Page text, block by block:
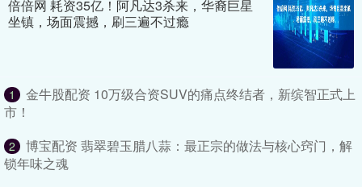
倍倍网 耗资35亿！阿凡达3杀来，华裔巨星
坐镇，场面震撼，刷三遍不过瘾
1
金牛股配资 10万级合资SUV的痛点终结者，新缤智正式上
市！
2
博宝配资 翡翠碧玉腊八蒜：最正宗的做法与核心窍门，解
锁年味之魂